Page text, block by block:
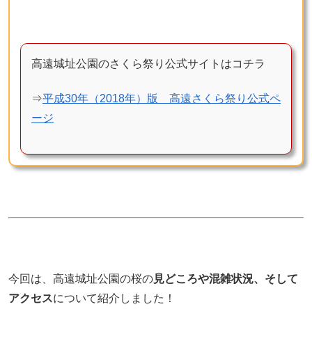
高遠城址公園のさくら祭り公式サイトはコチラ
⇒平成30年（2018年）版 高遠さくら祭り公式ペ
ージ
今回は、高遠城址公園の桜の見どころや混雑状況、そして
アクセスについて紹介しました！